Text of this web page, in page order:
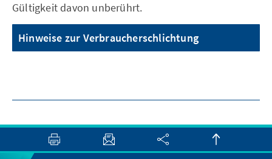
Gültigkeit davon unberührt.
Hinweise zur Verbraucherschlichtung